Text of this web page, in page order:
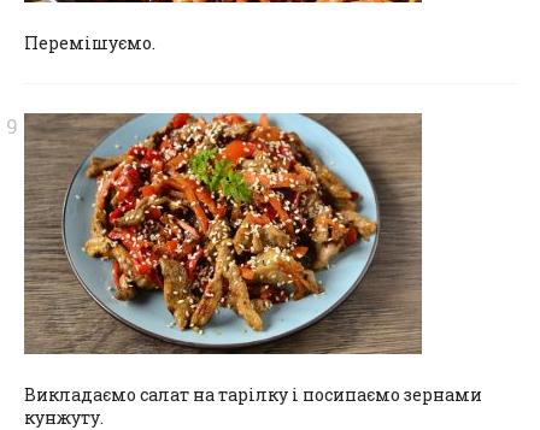
Перемішуємо.
Викладаємо салат на тарілку і посипаємо зернами
кунжуту.